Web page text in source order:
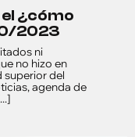
2023
ni
no hizo en
superior del
agenda de